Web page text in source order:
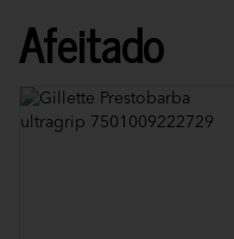
Afeitado